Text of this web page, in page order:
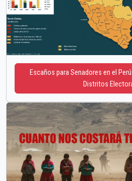
Escaños para Senadores en el
Distritos